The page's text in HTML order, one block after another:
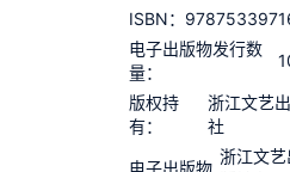
ISBN：
电子出版物发行数
量：
版权持
有：
浙江文艺
社
浙江文艺